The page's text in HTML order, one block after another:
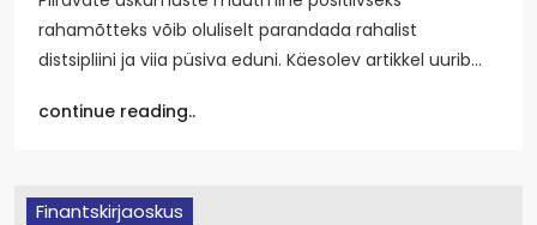
rahamõtteks võib oluliselt parandada rahalist
distsipliini ja viia püsiva eduni. Käesolev artikkel uurib…
continue reading..
Finantskirjaoskus